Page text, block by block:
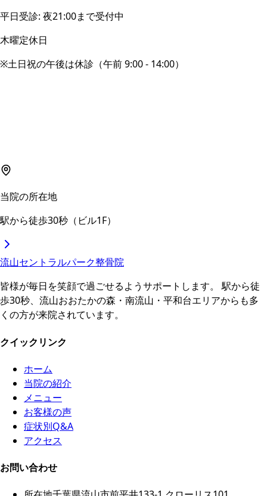
平日受診: 夜21:00まで受付中
木曜定休日
※土日祝の午後は休診（午前 9:00 - 14:00）
当院の所在地
駅から徒歩30秒（ビル1F）
流山セントラルパーク整骨院
皆様が毎日を笑顔で過ごせるようサポートします。 駅から徒
歩30秒、流山おおたかの森・南流山・平和台エリアからも多
くの方が来院されています。
クイックリンク
ホーム
当院の紹介
メニュー
お客様の声
症状別Q&A
アクセス
お問い合わせ